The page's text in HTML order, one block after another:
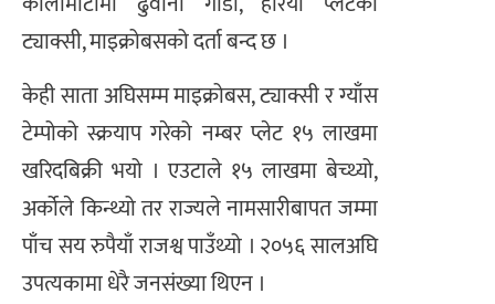
ट्याक्सी, माइक्रोबसको दर्ता बन्द छ ।
केही साता अघिसम्म माइक्रोबस, ट्याक्सी र ग्याँस
टेम्पोको स्क्रयाप गरेको नम्बर प्लेट १५ लाखमा
खरिदबिक्री भयो । एउटाले १५ लाखमा बेच्थ्यो,
अर्कोले किन्थ्यो तर राज्यले नामसारीबापत जम्मा
पाँच सय रुपैयाँ राजश्व पाउँथ्यो । २०५६ सालअघि
उपत्यकामा धेरै जनसंख्या थिएन ।